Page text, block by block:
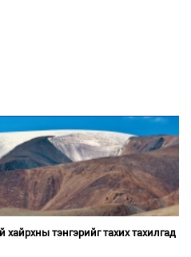
тэнгэрийг тахих тахилгад